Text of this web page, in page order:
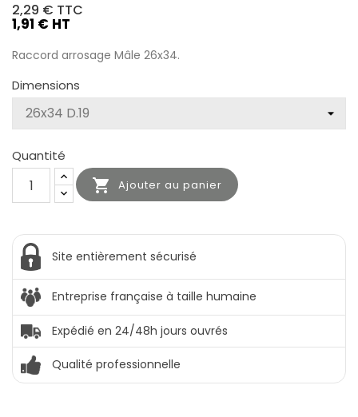
2,29 € TTC
1,91 € HT
Raccord arrosage Mâle 26x34.
Dimensions
Quantité
 Ajouter au panier
Site entièrement sécurisé
Entreprise française à taille humaine
Expédié en 24/48h jours ouvrés
Qualité professionnelle